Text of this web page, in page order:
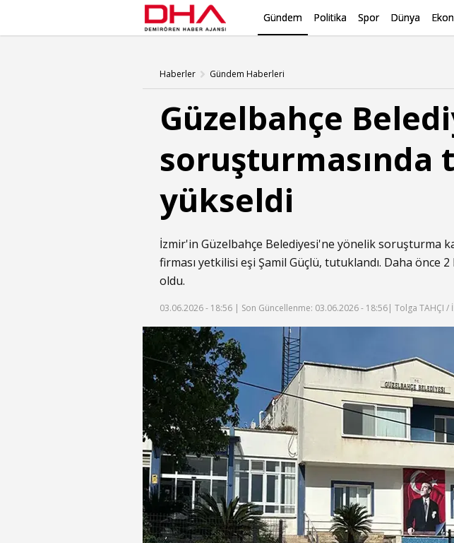
Gündem Politika Spor Dünya
Haberler Gündem Haberleri
Güzelbahçe
soruşturmasında
yükseldi
İzmir'in Güzelbahçe Belediyesi'ne yönelik soruşturma
firması yetkilisi eşi Şamil Güçlü, tutuklandı. Daha önce
oldu.
03.06.2026 - 18:56 | Son Güncellenme: 03.06.2026 - 18:56| Tolga TAHÇI /